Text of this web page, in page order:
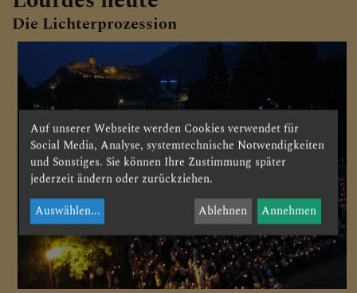
Die Lichterprozession
Auf unserer Webseite werden Cookies verwendet für
Social Media, Analyse, systemtechnische Notwendigkeiten
und Sonstiges. Sie können Ihre Zustimmung später
jederzeit ändern oder zurückziehen.
Auswählen... Ablehnen Annehmen